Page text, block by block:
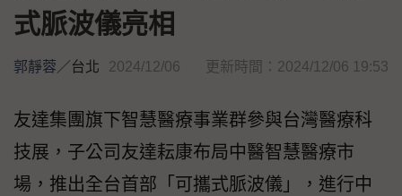
式脈波儀亮相
郭靜蓉／台北 2024/12/06 更新時間：2024/12/06 19:53
友達集團旗下智慧醫療事業群參與台灣醫療科
技展，子公司友達耘康布局中醫智慧醫療市
場，推出全台首部「可攜式脈波儀」，進行中